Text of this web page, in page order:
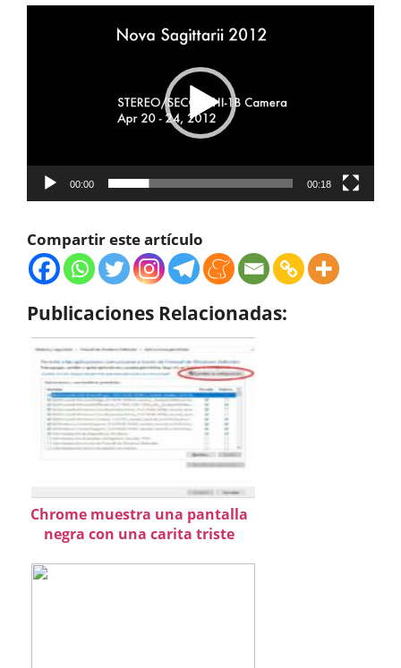
00:00 00:18
Compartir este artículo
Publicaciones Relacionadas:
Chrome muestra una pantalla
negra con una carita triste